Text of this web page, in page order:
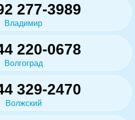
277-3989
Владимир
220-0678
Волгоград
329-2470
Волжский